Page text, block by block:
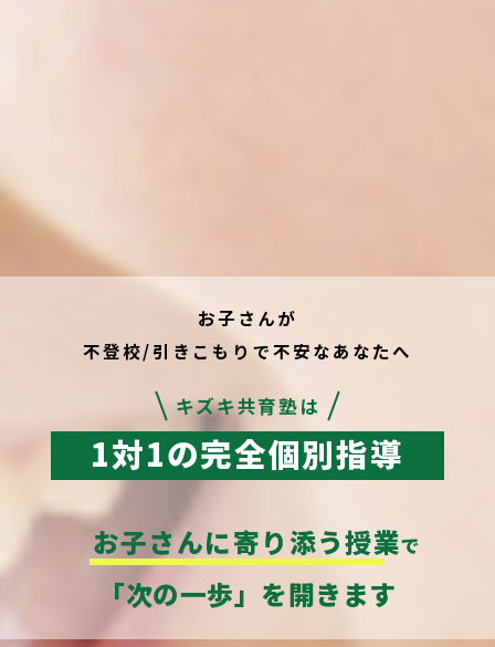
お子さんが
不登校/引きこもりで不安なあなたへ
キズキ共育塾は
1対1の完全個別指導
お子さんに寄り添う授業で
「次の一歩」を開きます